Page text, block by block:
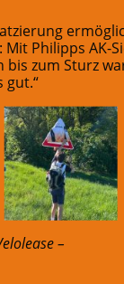
Philipps
zum Sturz
gut.“
–